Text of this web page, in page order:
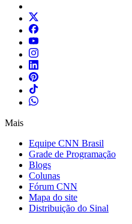
Mais
Equipe CNN Brasil
Grade de Programação
Blogs
Colunas
Fórum CNN
Mapa do site
Distribuição do Sinal